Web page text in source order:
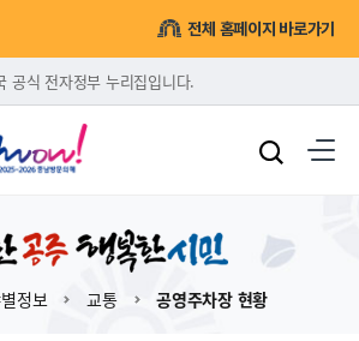
전체 홈페이지 바로가기
공식 전자정부 누리집입니다.
정보 교통 공영주차장 현황